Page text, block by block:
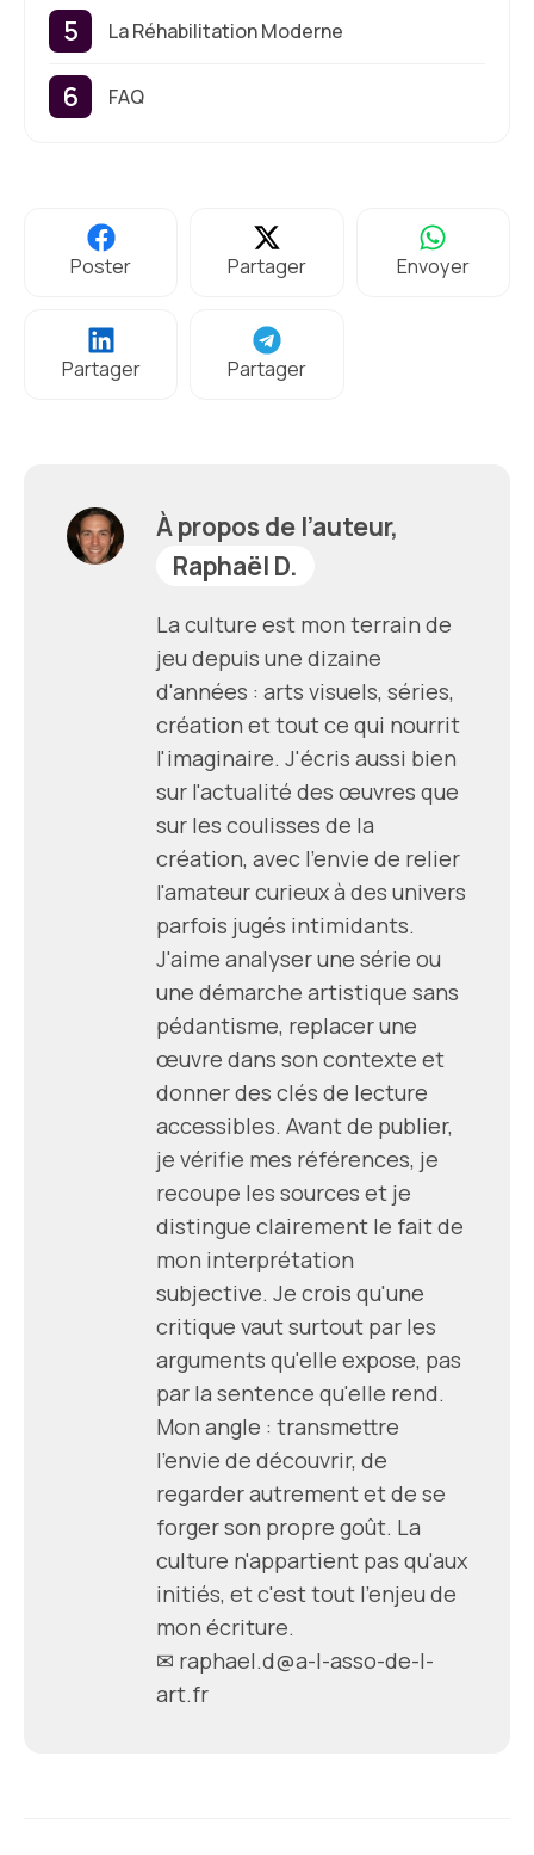
La Réhabilitation Moderne
FAQ
Poster Partager Envoyer
Partager Partager
À propos de l’auteur,
Raphaël D.
La culture est mon terrain de
jeu depuis une dizaine
d'années : arts visuels, séries,
création et tout ce qui nourrit
l'imaginaire. J'écris aussi bien
sur l'actualité des œuvres que
sur les coulisses de la
création, avec l'envie de relier
l'amateur curieux à des univers
parfois jugés intimidants.
J'aime analyser une série ou
une démarche artistique sans
pédantisme, replacer une
œuvre dans son contexte et
donner des clés de lecture
accessibles. Avant de publier,
je vérifie mes références, je
recoupe les sources et je
distingue clairement le fait de
mon interprétation
subjective. Je crois qu'une
critique vaut surtout par les
arguments qu'elle expose, pas
par la sentence qu'elle rend.
Mon angle : transmettre
l'envie de découvrir, de
regarder autrement et de se
forger son propre goût. La
culture n'appartient pas qu'aux
initiés, et c'est tout l'enjeu de
mon écriture.
✉ raphael.d@a-l-asso-de-l-
art.fr